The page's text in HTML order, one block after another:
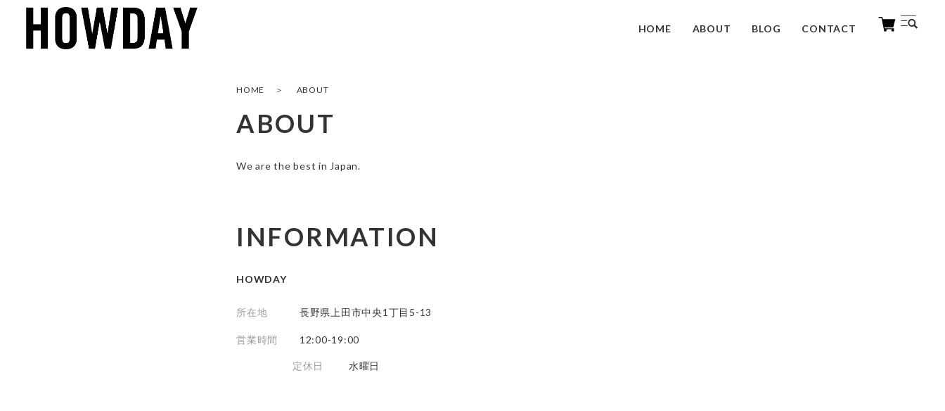
HOME ABOUT BLOG CONTACT
HOME ABOUT
ABOUT
We are the best in Japan.
INFORMATION
HOWDAY
所在地 長野県上田市中央1丁目5-13
営業時間 12:00-19:00
定休日 水曜日